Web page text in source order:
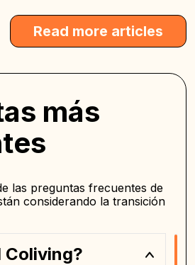
Read more articles
más
las preguntas frecuentes de
considerando la transición
Coliving?